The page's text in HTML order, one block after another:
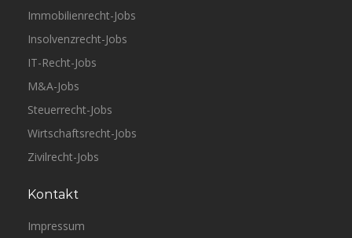
Immobilienrecht-Jobs
Insolvenzrecht-Jobs
IT-Recht-Jobs
M&A-Jobs
Steuerrecht-Jobs
Wirtschaftsrecht-Jobs
Zivilrecht-Jobs
Kontakt
Impressum